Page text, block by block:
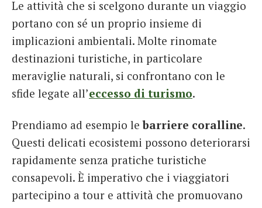
Le attività che si scelgono durante un viaggio
portano con sé un proprio insieme di
implicazioni ambientali. Molte rinomate
destinazioni turistiche, in particolare
meraviglie naturali, si confrontano con le
sfide legate all’eccesso di turismo.
Prendiamo ad esempio lebarriere coralline.
Questi delicati ecosistemi possono deteriorarsi
rapidamente senza pratiche turistiche
consapevoli. È imperativo che i viaggiatori
partecipino a tour e attività che promuovano